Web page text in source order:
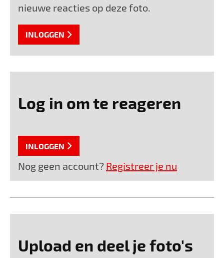
nieuwe reacties op deze foto.
INLOGGEN
Log in om te reageren
INLOGGEN
Nog geen account? Registreer je nu
Upload en deel je foto's